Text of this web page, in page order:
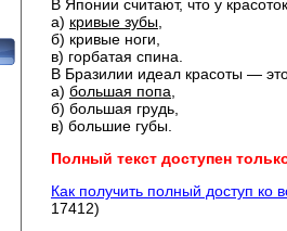
В Японии считают, что у
а) кривые зубы,
б) кривые ноги,
в) горбатая спина.
В Бразилии идеал красоты —
а) большая попа,
б) большая грудь,
в) большие губы.
Полный текст доступен
Как получить полный доступ ко
17412)